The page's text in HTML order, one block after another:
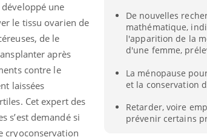
De nouvelles
mathématique,
l'apparition de la
d'une femme,
La ménopause
et la conservation
Retarder, voire
prévenir certains
une
le tissu ovarien de
de le
après
contre le
laissées
Cet expert des
s’est demandé si
cryoconservation